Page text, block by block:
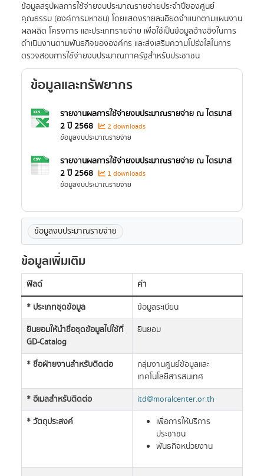
ข้อมูลสรุปผลการใช้จ่ายงบประมาณรายจ่ายประจำปีของศูนย์
คุณธรรม (องค์การมหาชน) โดยแสดงรายละเอียดจำแนกตามแผนงาน
ผลผลิต โครงการ และประเภทรายจ่าย เพื่อใช้เป็นข้อมูลอ้างอิงในการ
ดำเนินงานตามพันธกิจขององค์กร และส่งเสริมความโปร่งใสในการ
ตรวจสอบการใช้จ่ายงบประมาณภาครัฐสำหรับประชาชน
ข้อมูลและทรัพยากร
รายงานผลการใช้จ่ายงบประมาณรายจ่าย ณ ไตรมาส
2 ปี 2568
2 downloads
ข้อมูลงบประมาณรายจ่าย
รายงานผลการใช้จ่ายงบประมาณรายจ่าย ณ ไตรมาส
2 ปี 2568
1 downloads
ข้อมูลงบประมาณรายจ่าย
ข้อมูลงบประมาณรายจ่าย
ข้อมูลเพิ่มเติม
ฟิลด์
ค่า
* ประเภทชุดข้อมูล
ข้อมูลระเบียน
ยินยอมให้นำชื่อชุดข้อมูลไปใช้ที่
GD-Catalog
ยินยอม
* ชื่อฝ่ายงานสำหรับติดต่อ
กลุ่มงานศูนย์ข้อมูลและ
เทคโนโลยีสารสนเทศ
* อีเมลสำหรับติดต่อ
itd@moralcenter.or.th
* วัตถุประสงค์
เพื่อการให้บริการ
ประชาชน
พันธกิจหน่วยงาน